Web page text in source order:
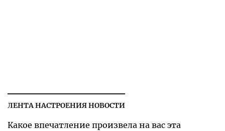
ЛЕНТА НАСТРОЕНИЯ НОВОСТИ
Какое впечатление произвела на вас эта